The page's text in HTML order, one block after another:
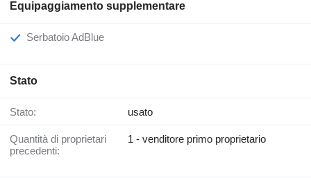
Equipaggiamento supplementare
Serbatoio AdBlue
Stato
Stato: usato
Quantità di proprietari
precedenti:
1 - venditore primo proprietario